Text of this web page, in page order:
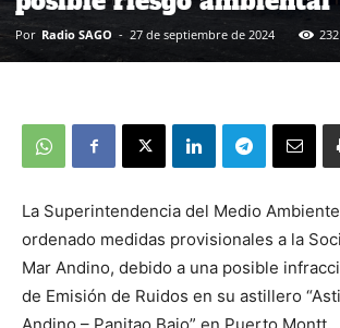
Por Radio SAGO - 27 de septiembre de 2024 232
La Superintendencia del Medio
ordenado medidas provisionales a la
Mar Andino, debido a una posible
de Emisión de Ruidos en su astillero